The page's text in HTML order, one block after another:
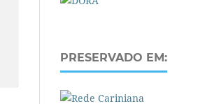
PRESERVADO EM: